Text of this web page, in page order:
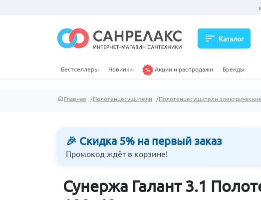
sort Каталог
Бестселлеры Новинки Акции и распродажи Бренды
Главная Полотенцесушители Полотенцесушители электрические
🎉 Скидка 5% на первый заказ
Промокод ждёт в корзине!
Сунержа Галант 3.1